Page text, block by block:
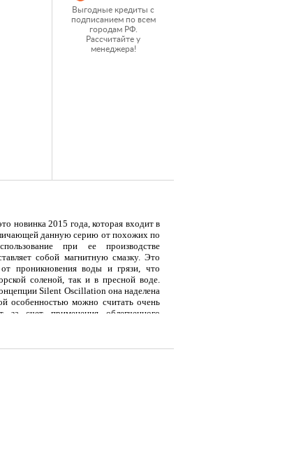
Выгодные кредиты с
подписанием по всем
городам РФ.
Рассчитайте у
менеджера!
новинка 2015 года, которая входит в
данную серию от похожих по
при ее производстве
собой магнитную смазку. Это
проникновения воды и грязи, что
соленой, так и в пресной воде.
Silent Оscillation она наделена
особенностью можно считать очень
счет применения облегченного
таких как ротор и дужка.